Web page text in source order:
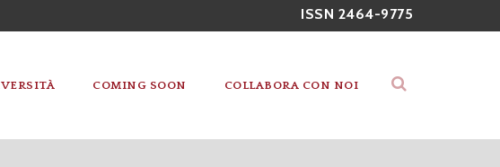
ISSN 2464-9775
COMING SOON COLLABORA CON NOI